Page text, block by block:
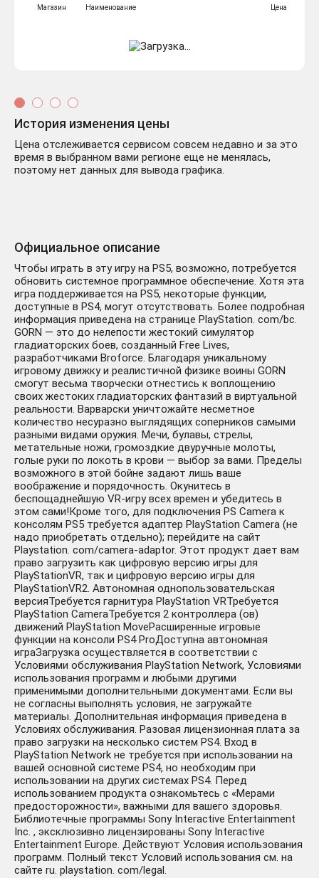
Магазин Наименование Цена
История изменения цены
Цена отслеживается сервисом совсем недавно и за это
время в выбранном вами регионе еще не менялась,
поэтому нет данных для вывода графика.
Официальное описание
Чтобы играть в эту игру на PS5, возможно, потребуется
обновить системное программное обеспечение. Хотя эта
игра поддерживается на PS5, некоторые функции,
доступные в PS4, могут отсутствовать. Более подробная
информация приведена на странице PlayStation. com/bc.
GORN — это до нелепости жестокий симулятор
гладиаторских боев, созданный Free Lives,
разработчиками Broforce. Благодаря уникальному
игровому движку и реалистичной физике воины GORN
смогут весьма творчески отнестись к воплощению
своих жестоких гладиаторских фантазий в виртуальной
реальности. Варварски уничтожайте несметное
количество несуразно выглядящих соперников самыми
разными видами оружия. Мечи, булавы, стрелы,
метательные ножи, громоздкие двуручные молоты,
голые руки по локоть в крови — выбор за вами. Пределы
возможного в этой бойне задают лишь ваше
воображение и порядочность. Окунитесь в
беспощаднейшую VR-игру всех времен и убедитесь в
этом сами!Кроме того, для подключения PS Camera к
консолям PS5 требуется адаптер PlayStation Camera (не
надо приобретать отдельно); перейдите на сайт
Playstation. com/camera-adaptor. Этот продукт дает вам
право загрузить как цифровую версию игры для
PlayStationVR, так и цифровую версию игры для
PlayStationVR2. Автономная однопользовательская
версияТребуется гарнитура PlayStation VRТребуется
PlayStation CameraТребуется 2 контроллера (ов)
движений PlayStation MoveРасширенные игровые
функции на консоли PS4 ProДоступна автономная
играЗагрузка осуществляется в соответствии с
Условиями обслуживания PlayStation Network, Условиями
использования программ и любыми другими
применимыми дополнительными документами. Если вы
не согласны выполнять условия, не загружайте
материалы. Дополнительная информация приведена в
Условиях обслуживания. Разовая лицензионная плата за
право загрузки на несколько систем PS4. Вход в
PlayStation Network не требуется при использовании на
вашей основной системе PS4, но необходим при
использовании на других системах PS4. Перед
использованием продукта ознакомьтесь с «Мерами
предосторожности», важными для вашего здоровья.
Библиотечные программы Sony Interactive Entertainment
Inc. , эксклюзивно лицензированы Sony Interactive
Entertainment Europe. Действуют Условия использования
программ. Полный текст Условий использования см. на
сайте ru. playstation. com/legal.